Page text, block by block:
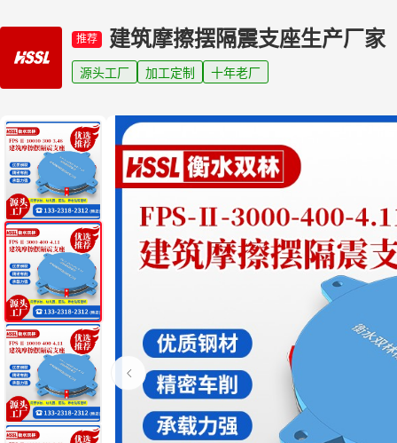
推荐 建筑摩擦摆隔震支座生产厂家
源头工厂 加工定制 十年老厂